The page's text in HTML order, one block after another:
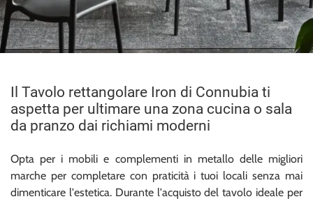
Il Tavolo rettangolare Iron di Connubia ti
aspetta per ultimare una zona cucina o sala
da pranzo dai richiami moderni
Opta per i mobili e complementi in metallo delle migliori
marche per completare con praticità i tuoi locali senza mai
dimenticare l'estetica. Durante l'acquisto del tavolo ideale per